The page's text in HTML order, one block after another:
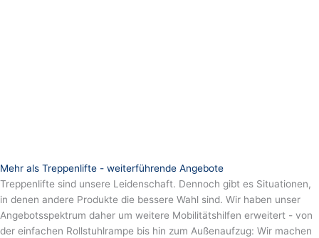
Mehr als Treppenlifte - weiterführende Angebote
Treppenlifte sind unsere Leidenschaft. Dennoch gibt es Situationen,
in denen andere Produkte die bessere Wahl sind. Wir haben unser
Angebotsspektrum daher um weitere Mobilitätshilfen erweitert - von
der einfachen Rollstuhlrampe bis hin zum Außenaufzug: Wir machen